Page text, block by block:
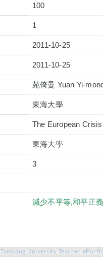
100
1
2011-10-25
2011-10-25
苑倚曼 Yuan Yi-
東海大學
The European Crisis
東海大學
3
減少不平等,和平正
Tamkang University Teacher